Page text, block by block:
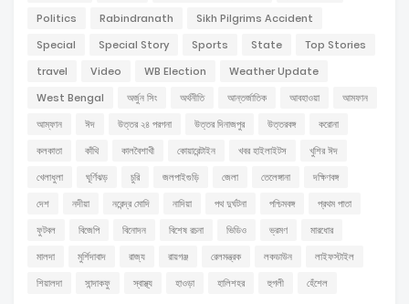
Politics
Rabindranath
Sikh Pilgrims Accident
Special
Special Story Sports State
Top Stories
travel
Video WB Election
Weather Update
West Bengal
অর্জুন সিং অর্থনীতি আন্তর্জাতিক আবহাওয়া
আমফান
আম্ফান
ঈদ উত্তর ২৪ পরগনা উত্তর দিনাজপুর উত্তরবঙ্গ
করোনা
কলকাতা
কাঁথি কালবৈশাখী কোয়ারেন্টাইন খবর হাইলাইটস
খুশির ঈদ
খেলাধুলা
ঘূর্ণিঝড় চুরি জলপাইগুড়ি জেলা তেলেঙ্গানা
দক্ষিণবঙ্গ
দেশ
নদীয়া নরেন্দ্র মোদি নাদিয়া পথ দুর্ঘটনা পশ্চিমবঙ্গ
প্রথম পাতা
ফুটবল
বিজেপি বিনোদন বিশেষ রচনা ভিডিও ভ্রমণ
মারধোর
মালদা
মুর্শিদাবাদ রাজ্য রায়গঞ্জ রেলমন্ত্রক লকডাউন
লাইফস্টাইল
শিয়ালদা
সান্দাকফু স্বাস্থ্য হাওড়া হালিশহর হুগলী হেঁশেল